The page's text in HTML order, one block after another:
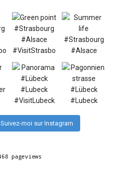
Suivez-moi sur Instagram